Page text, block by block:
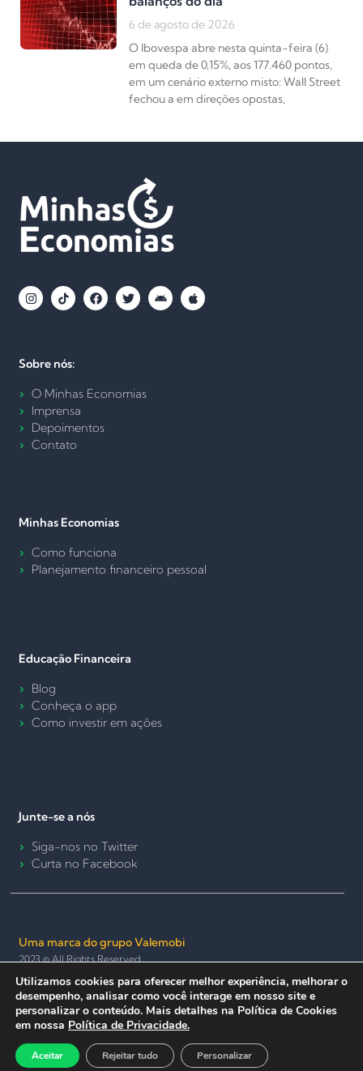
6 de agosto de 2026
O Ibovespa abre nesta quinta-feira (6)
em queda de 0,15%, aos 177.460 pontos,
em um cenário externo misto: Wall Street
fechou a em direções opostas,
Sobre nós:
O Minhas Economias
Imprensa
Depoimentos
Contato
Minhas Economias
Como funciona
Planejamento financeiro pessoal
Educação Financeira
Blog
Conheça o app
Como investir em ações
Junte-se a nós
Siga-nos no Twitter
Curta no Facebook
Uma marca do grupo Valemobi
2023 © All Rights Reserved.
Termos de Uso e Política de PrivacidadePolítica de Cookies
Seguro e anônimo
Utilizamos cookies para oferecer melhor experiência, melhorar o
desempenho, analisar como você interage em nosso site e
personalizar o conteúdo. Mais detalhes na Política de Cookies
em nossa Política de Privacidade.
Aceitar Rejeitar tudo Personalizar